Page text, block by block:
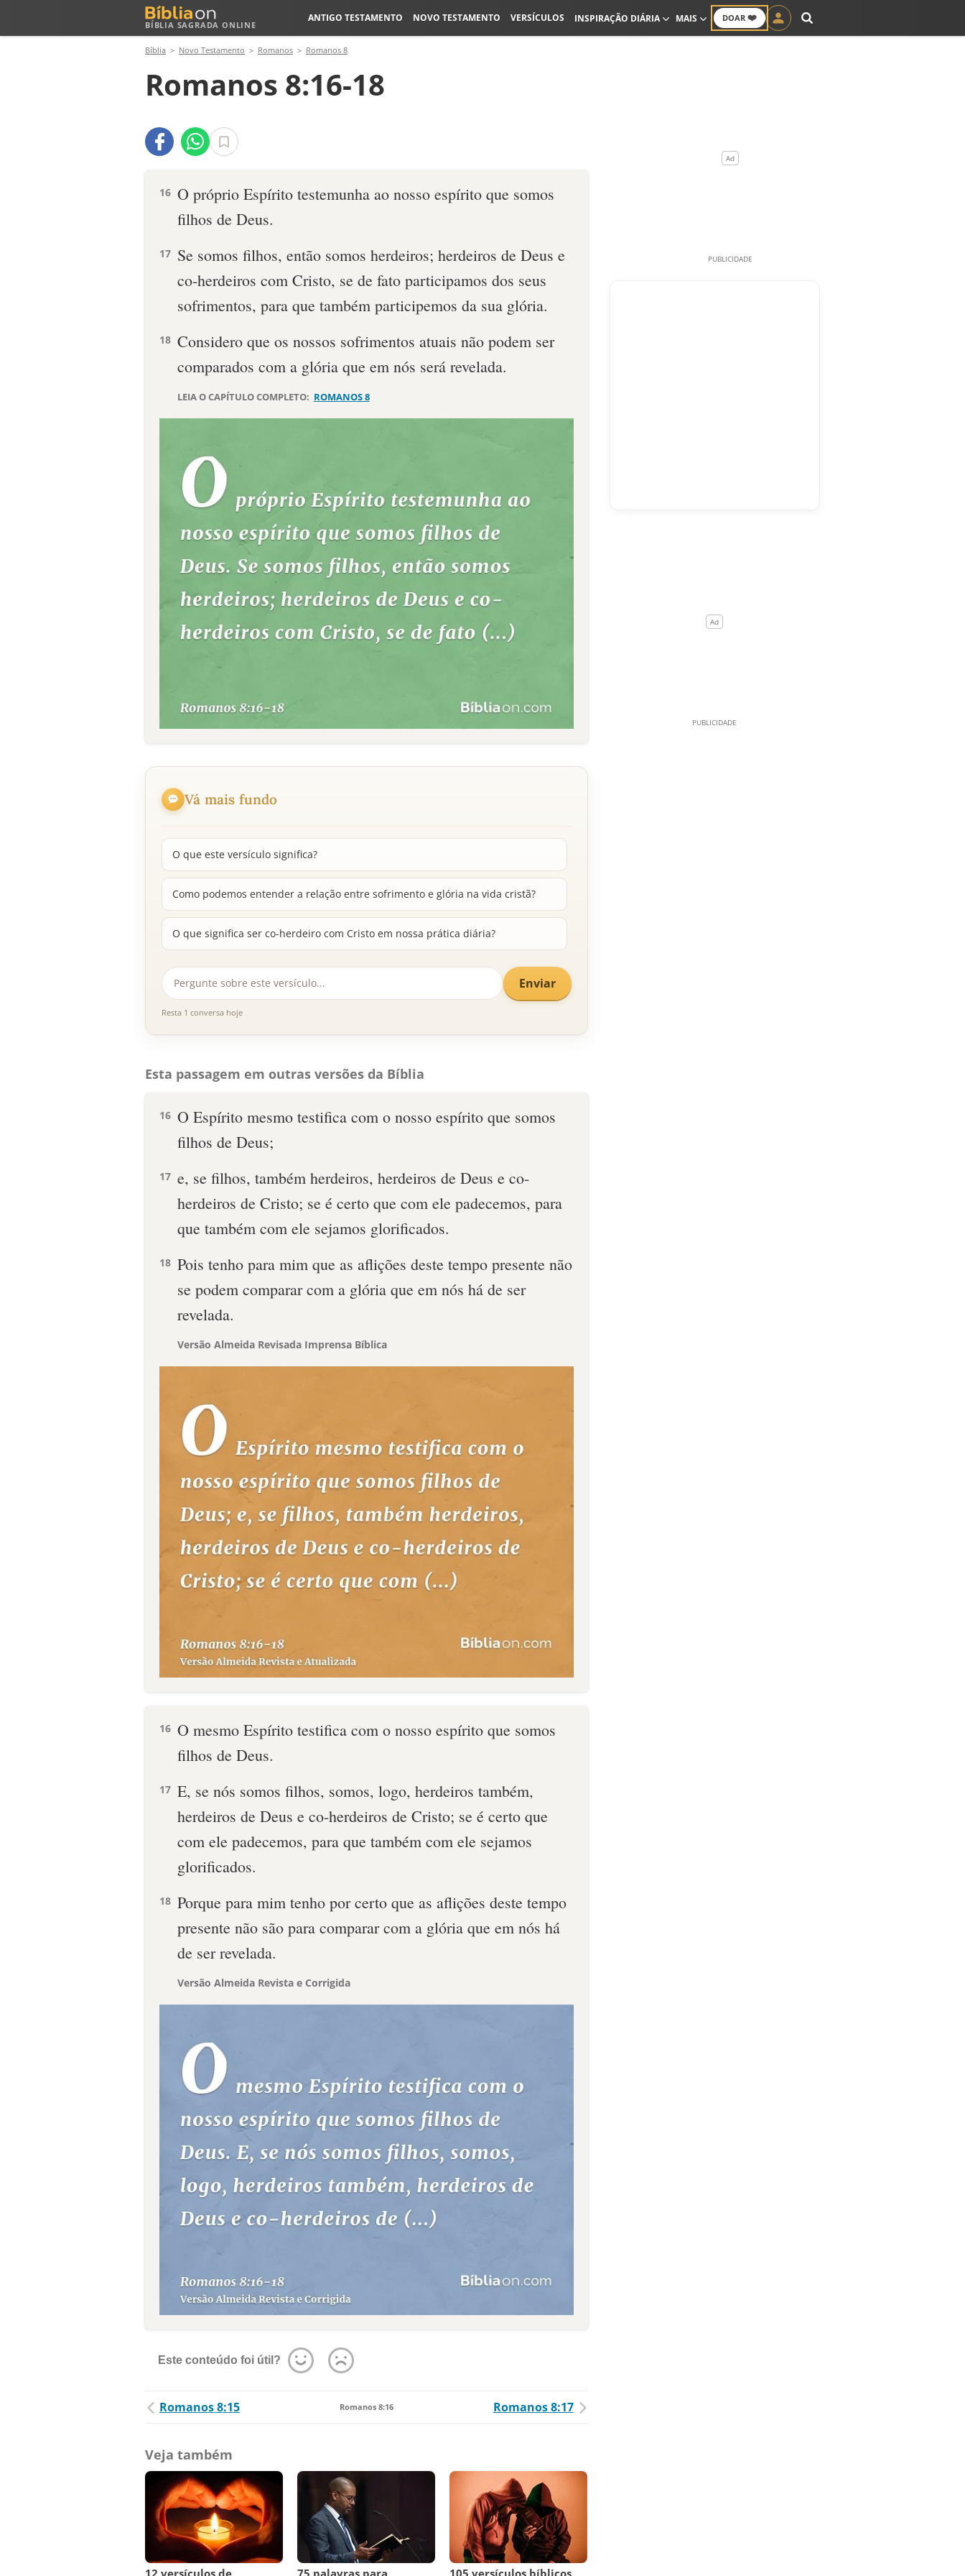
BÍBLIA SAGRADA ONLINE
DOAR ❤️
ANTIGO TESTAMENTO NOVO TESTAMENTO VERSÍCULOS INSPIRAÇÃO DIÁRIA MAIS
Bíblia Novo Testamento Romanos Romanos 8
Romanos 8:16-18
16 O próprio Espírito testemunha ao nosso espírito que somos
filhos de Deus.
17 Se somos filhos, então somos herdeiros; herdeiros de Deus e
co-herdeiros com Cristo, se de fato participamos dos seus
sofrimentos, para que também participemos da sua glória.
18 Considero que os nossos sofrimentos atuais não podem ser
comparados com a glória que em nós será revelada.
LEIA O CAPÍTULO COMPLETO: ROMANOS 8
Vá mais fundo
O que este versículo significa?
Como podemos entender a relação entre sofrimento e glória na vida cristã?
O que significa ser co-herdeiro com Cristo em nossa prática diária?
Enviar
Resta 1 conversa hoje
Esta passagem em outras versões da Bíblia
16 O Espírito mesmo testifica com o nosso espírito que somos
filhos de Deus;
17 e, se filhos, também herdeiros, herdeiros de Deus e co-
herdeiros de Cristo; se é certo que com ele padecemos, para
que também com ele sejamos glorificados.
18 Pois tenho para mim que as aflições deste tempo presente não
se podem comparar com a glória que em nós há de ser
revelada.
Versão Almeida Revisada Imprensa Bíblica
16 O mesmo Espírito testifica com o nosso espírito que somos
filhos de Deus.
17 E, se nós somos filhos, somos, logo, herdeiros também,
herdeiros de Deus e co-herdeiros de Cristo; se é certo que
com ele padecemos, para que também com ele sejamos
glorificados.
18 Porque para mim tenho por certo que as aflições deste tempo
presente não são para comparar com a glória que em nós há
de ser revelada.
Versão Almeida Revista e Corrigida
Este conteúdo foi útil?
Romanos 8:15 Romanos 8:16 Romanos 8:17
Veja também